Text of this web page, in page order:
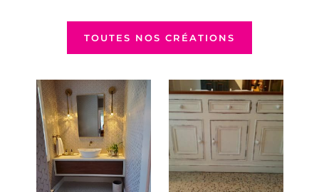
TOUTES NOS CRÉATIONS